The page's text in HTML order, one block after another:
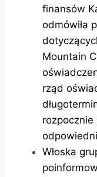
finansów
odmówiła
Mountain
rząd
Włoska